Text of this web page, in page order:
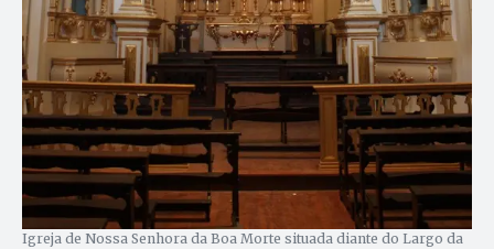
Igreja de Nossa Senhora da Boa Morte situada diante do Largo da